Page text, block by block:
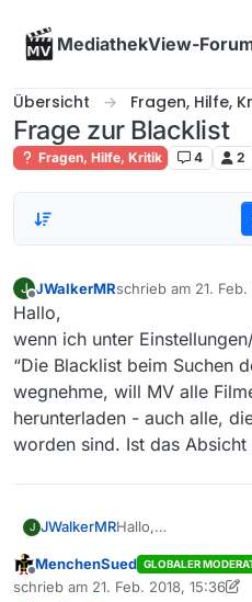
MediathekView-
Übersicht Fragen, Hilfe,
Frage zur Blacklist
Fragen, Hilfe, Kritik 4 2
J
Offline
JWalkerMRschrieb am 21.
zuletzt editiert von
Hallo,
wenn ich unter
“Die Blacklist beim Suchen
wegnehme, will MV alle
herunterladen - auch alle,
worden sind. Ist das Absicht
J JWalkerMRHallo,
bei “Die Blacklist
berücksichtigen”
Offline
MenchenSued GLOBALER
schrieb am 21. Feb. 2018, 15:36
zuletzt editiert von MenchenSued